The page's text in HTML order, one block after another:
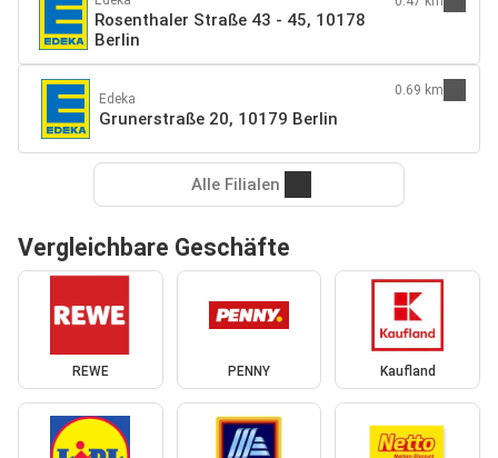
Rosenthaler Straße 43 - 45, 10178
Berlin
Edeka
Grunerstraße 20, 10179 Berlin
0.69 km
Alle Filialen
Vergleichbare Geschäfte
REWE PENNY Kaufland